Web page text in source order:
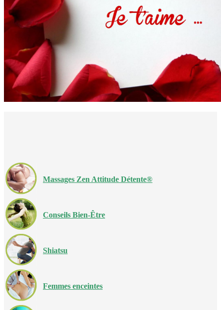
Massages Zen Attitude Détente®
Conseils Bien-Être
Shiatsu
Femmes enceintes